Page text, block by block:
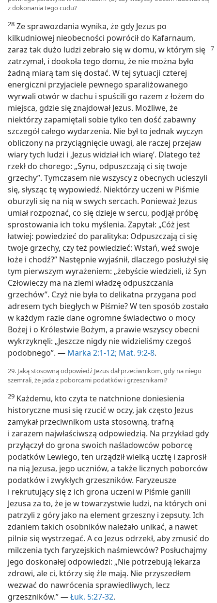
z dokonania tego cudu?
28 Ze sprawozdania wynika, że gdy Jezus po
kilkudniowej nieobecności powrócił do Kafarnaum,
zaraz tak dużo ludzi zebrało się w domu, w którym się
zatrzymał, i dookoła tego domu, że nie można było
żadną miarą tam się dostać. W tej sytuacji czterej
energiczni przyjaciele pewnego sparaliżowanego
wyrwali otwór w dachu i spuścili go razem z łożem do
miejsca, gdzie się znajdował Jezus. Możliwe, że
niektórzy zapamiętali sobie tylko ten dość zabawny
szczegół całego wydarzenia. Nie był to jednak wyczyn
obliczony na przyciągnięcie uwagi, ale raczej przejaw
wiary tych ludzi i ‚Jezus widział ich wiarę’. Dlatego też
rzekł do chorego: „Synu, odpuszczają ci się twoje
grzechy”. Tymczasem nie wszyscy z obecnych ucieszyli
się, słysząc tę wypowiedź. Niektórzy uczeni w Piśmie
oburzyli się na nią w swych sercach. Ponieważ Jezus
umiał rozpoznać, co się dzieje w sercu, podjął próbę
sprostowania ich toku myślenia. Zapytał: „Cóż jest
łatwiej: powiedzieć do paralityka: Odpuszczają ci się
twoje grzechy, czy też powiedzieć: Wstań, weź swoje
łoże i chodź?” Następnie wyjaśnił, dlaczego posłużył się
tym pierwszym wyrażeniem: „żebyście wiedzieli, iż Syn
Człowieczy ma na ziemi władzę odpuszczania
grzechów”. Czyż nie była to delikatna przygana pod
adresem tych biegłych w Piśmie? W ten sposób zostało
w każdym razie dane ogromne świadectwo o mocy
Bożej i o Królestwie Bożym, a prawie wszyscy obecni
wykrzyknęli: „Jeszcze nigdy nie widzieliśmy czegoś
podobnego”. — Marka 2:1-12; Mat. 9:2-8.
29. Jaką stosowną odpowiedź Jezus dał przeciwnikom, gdy na niego
szemrali, że jada z poborcami podatków i grzesznikami?
29 Każdemu, kto czyta te natchnione doniesienia
historyczne musi się rzucić w oczy, jak często Jezus
zamykał przeciwnikom usta stosowną, trafną
i zarazem najwłaściwszą odpowiedzią. Na przykład gdy
przyłączył do grona swoich naśladowców poborcę
podatków Lewiego, ten urządził wielką ucztę i zaprosił
na nią Jezusa, jego uczniów, a także licznych poborców
podatków i zwykłych grzeszników. Faryzeusze
i rekrutujący się z ich grona uczeni w Piśmie ganili
Jezusa za to, że je w towarzystwie ludzi, na których oni
patrzyli z góry jako na element grzeszny i zepsuty. Ich
zdaniem takich osobników należało unikać, a nawet
pilnie się wystrzegać. A co Jezus odrzekł, aby zmusić do
milczenia tych faryzejskich naśmiewców? Posłuchajmy
jego doskonałej odpowiedzi: „Nie potrzebują lekarza
zdrowi, ale ci, którzy się źle mają. Nie przyszedłem
wezwać do nawrócenia sprawiedliwych, lecz
grzeszników.” —Łuk. 5:27-32.